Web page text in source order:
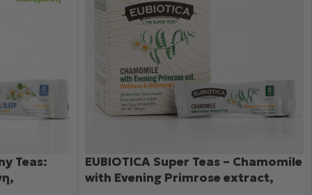
Teas:
EUBIOTICA Super Teas – Chamomile
with Evening Primrose extract,